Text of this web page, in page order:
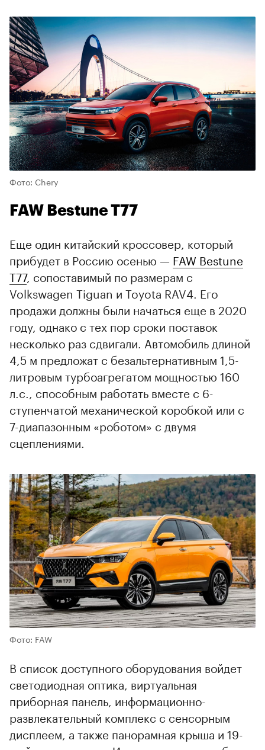
Фото: Chery
FAW Bestune T77
Еще один китайский кроссовер, который
прибудет в Россию осенью — FAW Bestune
T77, сопоставимый по размерам с
Volkswagen Tiguan и Toyota RAV4. Его
продажи должны были начаться еще в 2020
году, однако с тех пор сроки поставок
несколько раз сдвигали. Автомобиль длиной
4,5 м предложат с безальтернативным 1,5-
литровым турбоагрегатом мощностью 160
л.с., способным работать вместе с 6-
ступенчатой механической коробкой или с
7-диапазонным «роботом» с двумя
сцеплениями.
Фото: FAW
В список доступного оборудования войдет
светодиодная оптика, виртуальная
приборная панель, информационно-
развлекательный комплекс с сенсорным
дисплеем, а также панорамная крыша и 19-